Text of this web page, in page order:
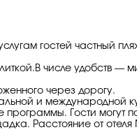
гостей частный
числе удобств
через дорогу.
и международной
Гости
Расстояние от